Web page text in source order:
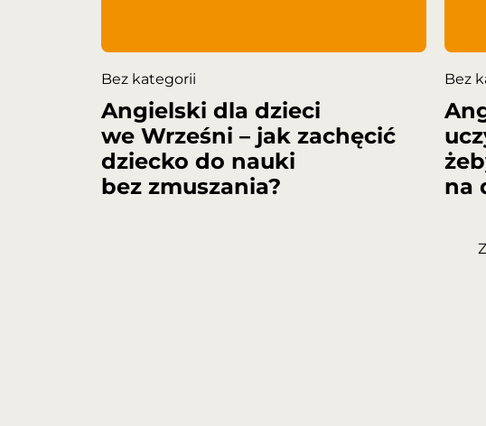
Bez kategorii
Angielski dla dzieci
we Wrześni – jak zachęcić
dziecko do nauki
bez zmuszania?
Bez
na